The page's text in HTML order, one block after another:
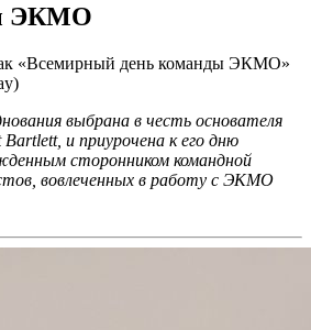
ЭКМО
«Всемирный день команды ЭКМО»
выбрана в честь основателя
и приурочена к его дню
сторонником командной
вовлеченных в работу с ЭКМО